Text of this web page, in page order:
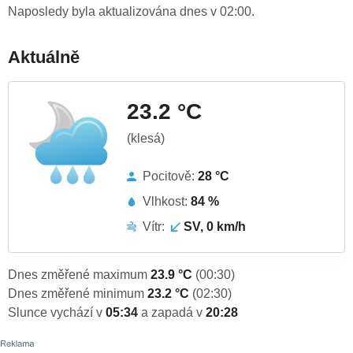
Naposledy byla aktualizována dnes v 02:00.
Aktuálně
23.2 °C
(klesá)
Pocitově: 28 °C
Vlhkost: 84 %
Vítr:
SV, 0 km/h
Dnes změřené maximum 23.9 °C (00:30)
Dnes změřené minimum 23.2 °C (02:30)
Slunce vychází v 05:34 a zapadá v 20:28